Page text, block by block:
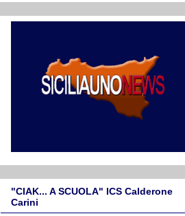
"CIAK... A SCUOLA" ICS Calderone
Carini